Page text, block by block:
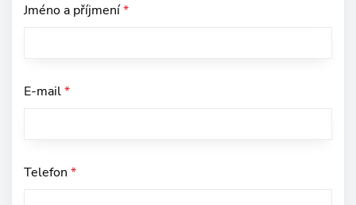
Jméno a příjmení*
E-mail*
Telefon *